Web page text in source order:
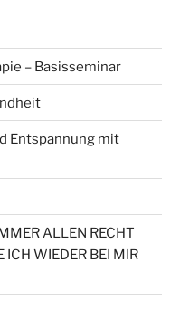
– Basisseminar
Entspannung mit
ALLEN RECHT
ICH WIEDER BEI MIR